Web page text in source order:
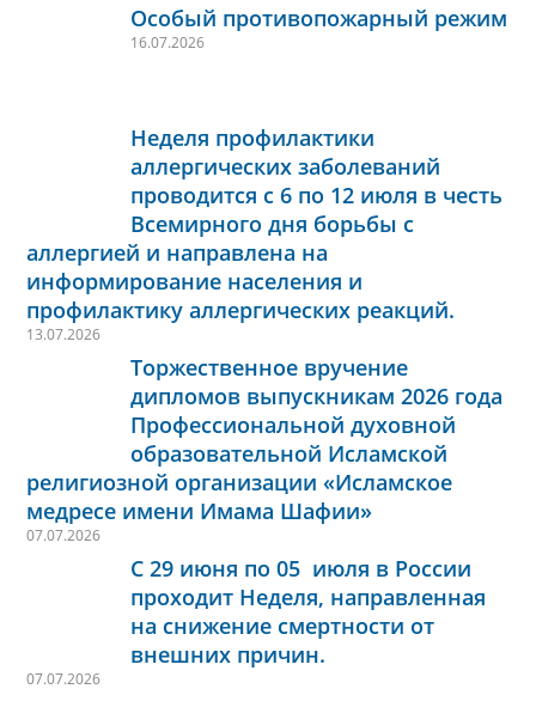
Особый противопожарный режим
16.07.2026
Неделя профилактики
аллергических заболеваний
проводится с 6 по 12 июля в честь
Всемирного дня борьбы с
аллергией и направлена на
информирование населения и
профилактику аллергических реакций.
13.07.2026
Торжественное вручение
дипломов выпускникам 2026 года
Профессиональной духовной
образовательной Исламской
религиозной организации «Исламское
медресе имени Имама Шафии»
07.07.2026
С 29 июня по 05 июля в России
проходит Неделя, направленная
на снижение смертности от
внешних причин.
07.07.2026